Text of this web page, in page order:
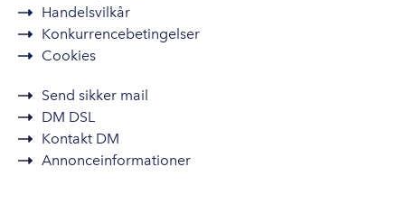
Handelsvilkår
Konkurrencebetingelser
Cookies
Send sikker mail
DM DSL
Kontakt DM
Annonceinformationer